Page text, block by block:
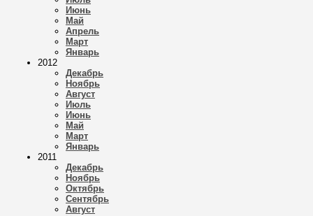
Июнь
Май
Апрель
Март
Январь
2012
Декабрь
Ноябрь
Август
Июль
Июнь
Май
Март
Январь
2011
Декабрь
Ноябрь
Октябрь
Сентябрь
Август